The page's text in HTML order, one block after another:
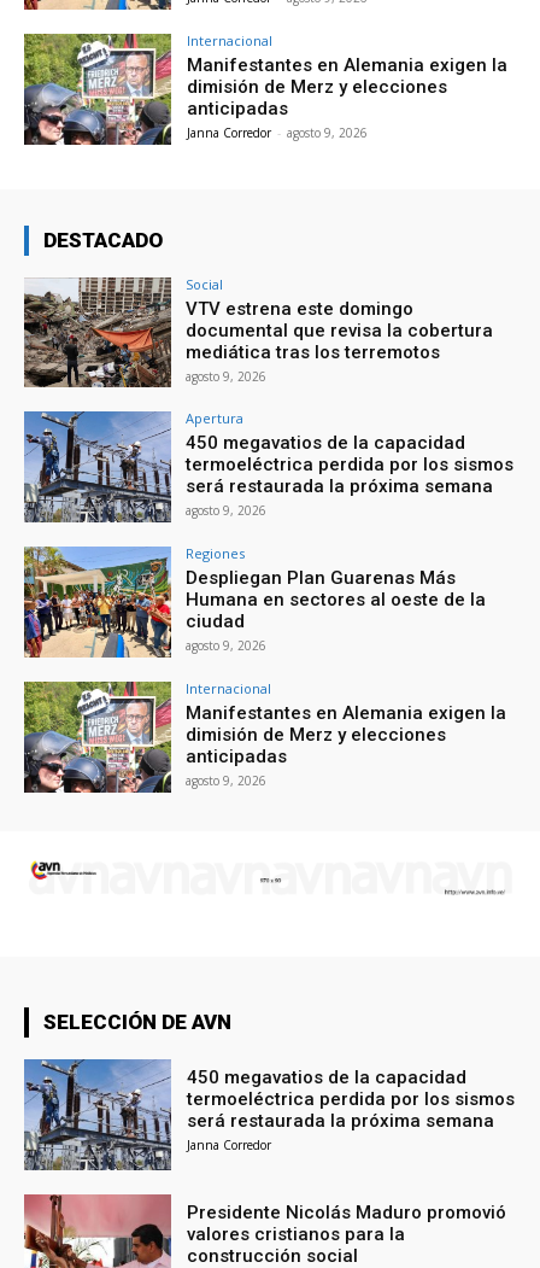
Internacional
Manifestantes en Alemania exigen la
dimisión de Merz y elecciones
anticipadas
Janna Corredor - agosto 9, 2026
DESTACADO
Social
VTV estrena este domingo
documental que revisa la cobertura
mediática tras los terremotos
agosto 9, 2026
Apertura
450 megavatios de la capacidad
termoeléctrica perdida por los sismos
será restaurada la próxima semana
agosto 9, 2026
Regiones
Despliegan Plan Guarenas Más
Humana en sectores al oeste de la
ciudad
agosto 9, 2026
Internacional
Manifestantes en Alemania exigen la
dimisión de Merz y elecciones
anticipadas
agosto 9, 2026
SELECCIÓN DE AVN
450 megavatios de la capacidad
termoeléctrica perdida por los sismos
será restaurada la próxima semana
Janna Corredor
Presidente Nicolás Maduro promovió
valores cristianos para la
construcción social